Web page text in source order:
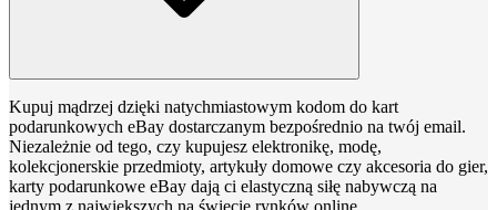
Kupuj mądrzej dzięki natychmiastowym kodom do kart
podarunkowych eBay dostarczanym bezpośrednio na twój email.
Niezależnie od tego, czy kupujesz elektronikę, modę,
kolekcjonerskie przedmioty, artykuły domowe czy akcesoria do gier,
karty podarunkowe eBay dają ci elastyczną siłę nabywczą na
jednym z największych na świecie rynków online.